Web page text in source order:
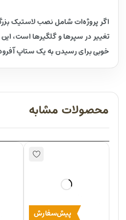
اگر پروژه‌ات شامل نصب لاستیک
تغییر در سپرها و گلگیرها است، این
خوبی برای رسیدن به یک ستاپ
محصولات مشابه
پیش‌سفارش